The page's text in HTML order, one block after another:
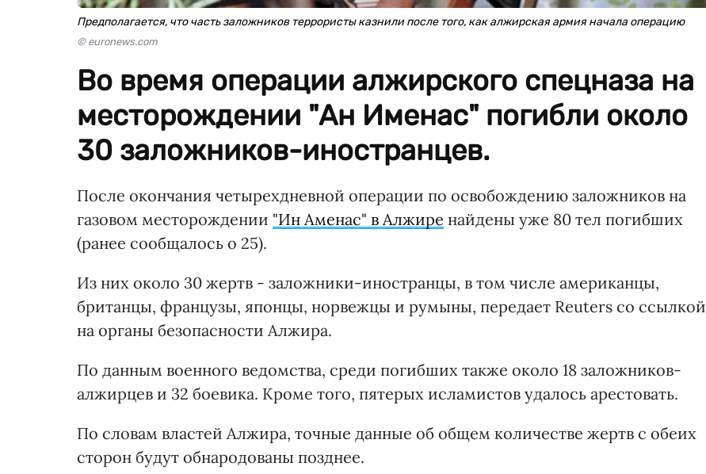
Предполагается, что часть заложников террористы казнили после того, как алжирская армия начала операцию
© euronews.com
Во время операции алжирского спецназа на
месторождении "Ан Именас" погибли около
30 заложников-иностранцев.
После окончания четырехдневной операции по освобождению заложников на
газовом месторождении "Ин Аменас" в Алжире найдены уже 80 тел погибших
(ранее сообщалось о 25).
Из них около 30 жертв - заложники-иностранцы, в том числе американцы,
британцы, французы, японцы, норвежцы и румыны, передает Reuters со ссылкой
на органы безопасности Алжира.
По данным военного ведомства, среди погибших также около 18 заложников-
алжирцев и 32 боевика. Кроме того, пятерых исламистов удалось арестовать.
По словам властей Алжира, точные данные об общем количестве жертв с обеих
сторон будут обнародованы позднее.